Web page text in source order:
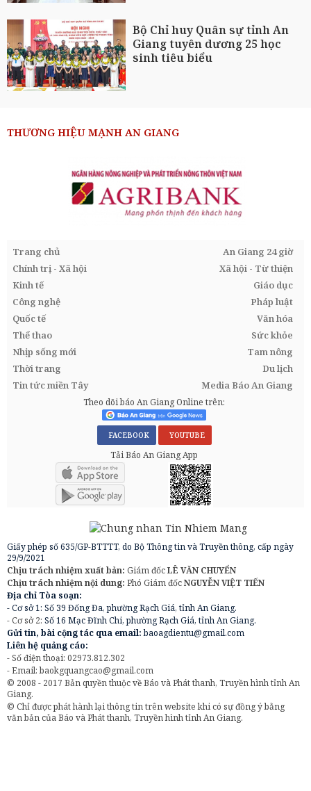
Bộ Chỉ huy Quân sự tỉnh An
Giang tuyên dương 25 học
sinh tiêu biểu
THƯƠNG HIỆU MẠNH AN GIANG
Trang chủ
An Giang 24 giờ
Chính trị - Xã hội
Xã hội - Từ thiện
Kinh tế
Giáo dục
Công nghệ
Pháp luật
Quốc tế
Văn hóa
Thể thao
Sức khỏe
Nhịp sống mới
Tam nông
Thời trang
Du lịch
Tin tức miền Tây
Media Báo An Giang
Theo dõi báo An Giang Online trên:
FACEBOOK YOUTUBE
Tải Báo An Giang App
Giấy phép số 635/GP-BTTTT, do Bộ Thông tin và Truyền thông, cấp ngày
29/9/2021
Chịu trách nhiệm xuất bản: Giám đốcLÊ VĂN CHUYỂN
Chịu trách nhiệm nội dung: Phó Giám đốcNGUYỄN VIỆT TIẾN
Địa chỉ Tòa soạn:
- Cơ sở 1: Số 39 Đống Đa, phường Rạch Giá, tỉnh An Giang.
- Cơ sở 2: Số 16 Mạc Đĩnh Chi, phường Rạch Giá, tỉnh An Giang.
Gửi tin, bài cộng tác qua email:baoagdientu@gmail.com
Liên hệ quảng cáo:
- Số điện thoại: 02973.812.302
- Email:baokgquangcao@gmail.com
© 2008 - 2017 Bản quyền thuộc về Báo và Phát thanh, Truyền hình tỉnh An
Giang.
© Chỉ được phát hành lại thông tin trên website khi có sự đồng ý bằng
văn bản của Báo và Phát thanh, Truyền hình tỉnh An Giang.